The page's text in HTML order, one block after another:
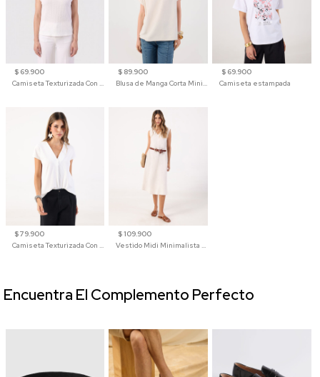
$ 69.900
Camiseta Texturizada Con Hombro Caído Para Mujer
$ 89.900
Blusa de Manga Corta Minimalista para Mujer
$ 69.900
Camiseta estampada
$ 79.900
Camiseta Texturizada Con Cuello En V Para Mujer
$ 109.900
Vestido Midi Minimalista De Silueta Amplia
Encuentra El Complemento Perfecto